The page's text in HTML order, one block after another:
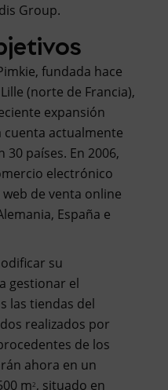
Group.
fundada hace
(norte de Francia),
expansión
cuenta actualmente
30 países. En 2006,
electrónico
de venta online
España e
su
gestionar el
las tiendas del
realizados por
de los
ahora en un
m2, situado en